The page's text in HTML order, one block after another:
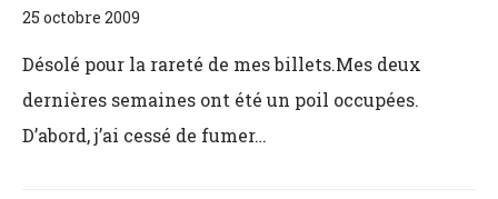
25 octobre 2009
Désolé pour la rareté de mes billets.Mes deux
dernières semaines ont été un poil occupées.
D’abord, j’ai cessé de fumer…